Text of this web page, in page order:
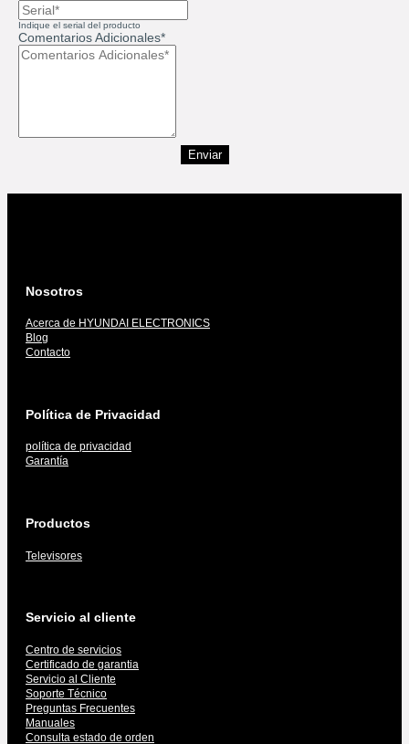
Indique el serial del producto
Comentarios Adicionales*
Enviar
Nosotros
Acerca de HYUNDAI ELECTRONICS
Blog
Contacto
Política de Privacidad
política de privacidad
Garantía
Productos
Televisores
Servicio al cliente
Centro de servicios
Certificado de garantia
Servicio al Cliente
Soporte Técnico
Preguntas Frecuentes
Manuales
Consulta estado de orden